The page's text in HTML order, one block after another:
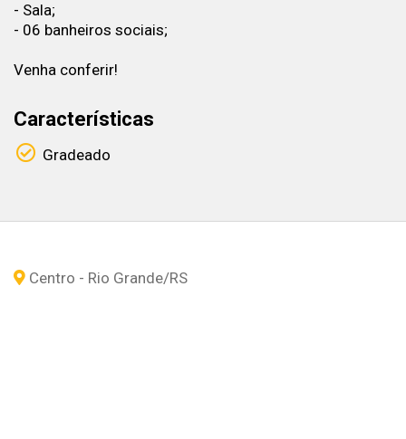
- Sala;
- 06 banheiros sociais;
Venha conferir!
Características
Gradeado
Centro - Rio Grande/RS